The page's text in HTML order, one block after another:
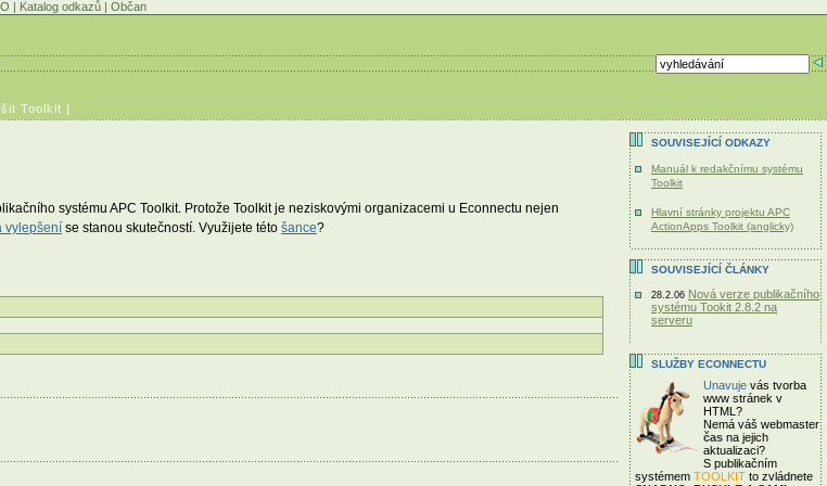
| Katalog odkazů | Občan
Toolkit ]
systému APC Toolkit. Protože Toolkit je neziskovými organizacemi u Econnectu nejen
vylepšení se stanou skutečností. Využijete této šance?
SOUVISEJÍCÍ ODKAZY
Manuál k redakčnímu systému
Toolkit
Hlavní stránky projektu APC
ActionApps Toolkit (anglicky)
SOUVISEJÍCÍ ČLÁNKY
28.2.06 Nová verze publikačního
systému Tookit 2.8.2 na
serveru
SLUŽBY ECONNECTU
Unavuje vás tvorba
www stránek v
HTML?
Nemá váš webmaster
čas na jejich
aktualizaci?
S publikačním
systémem TOOLKIT to zvládnete